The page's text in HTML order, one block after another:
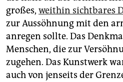
großes, weithin sichtbares
zur Aussöhnung mit den
anregen sollte. Das
Menschen, die zur
zugehen. Das Kunstwerk
auch von jenseits der